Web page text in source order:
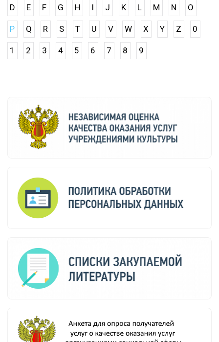
D E F G H I J K L M N O
P Q R S T U V W X Y Z 0
1 2 3 4 5 6 7 8 9